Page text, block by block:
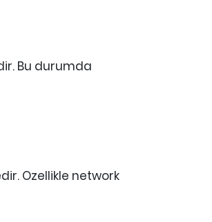
Bu durumda
Ozellikle network